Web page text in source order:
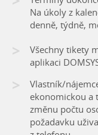
Na úkoly z
denně, týdně,
>
Všechny tikety
aplikaci
>
Vlastník/
ekonomickou a
změnu počtu
požadavku